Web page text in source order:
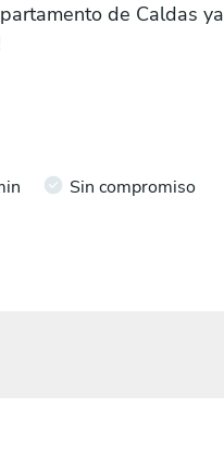
de Caldas ya
Sin compromiso